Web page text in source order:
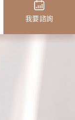
我要諮詢